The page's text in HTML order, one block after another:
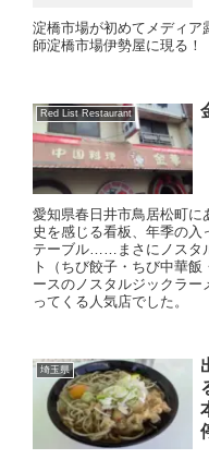
淀橋市場が初めてメディ
師淀橋市場伊勢屋に現る！
Red List Restaurant
愛知県春日井市鳥居松町に
史を感じる看板、年季の
テーブル……まさにノスタ
ト（ちび餃子・ちび中華
ースのノスタルジックラ
ってくる人気店でした。
埼玉県